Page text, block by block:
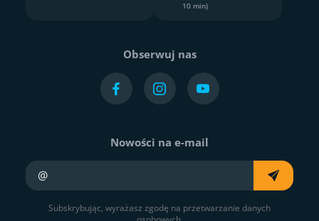
10 min)
Obserwuj nas
Nowości na e-mail
Subskrybując, wyrażasz zgodę na przetwarzanie danych